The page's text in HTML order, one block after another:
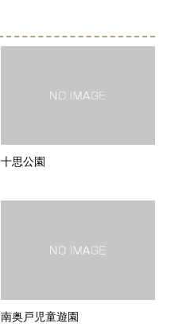
十思公園
南奥戸児童遊園